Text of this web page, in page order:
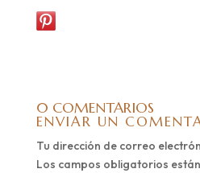
0 COMENTARIOS
ENVIAR UN
Tu dirección de correo
Los campos obligatorios